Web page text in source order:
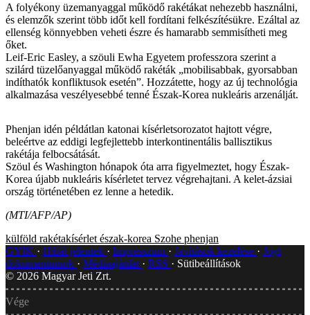
A folyékony üzemanyaggal működő rakétákat nehezebb használni,
és elemzők szerint több időt kell fordítani felkészítésükre. Ezáltal az
ellenség könnyebben veheti észre és hamarabb semmisítheti meg
őket.
Leif-Eric Easley, a szöuli Ewha Egyetem professzora szerint a
szilárd tüzelőanyaggal működő rakéták „mobilisabbak, gyorsabban
indíthatók konfliktusok esetén”. Hozzátette, hogy az új technológia
alkalmazása veszélyesebbé tenné Észak-Korea nukleáris arzenálját.
Phenjan idén példátlan katonai kísérletsorozatot hajtott végre,
beleértve az eddigi legfejlettebb interkontinentális ballisztikus
rakétája felbocsátását.
Szöul és Washington hónapok óta arra figyelmeztet, hogy Észak-
Korea újabb nukleáris kísérletet tervez végrehajtani. A kelet-ázsiai
ország történetében ez lenne a hetedik.
(MTI/AFP/AP)
külföld rakétakísérlet észak-korea Szohe phenjan
GYIK
Hibát jelentek Impresszum Javítások kezelése
Jogi
dokumentumok
Médiaajánlat RSS
Sütibeállítások
© 2026 Magyar Jeti Zrt.
Vége